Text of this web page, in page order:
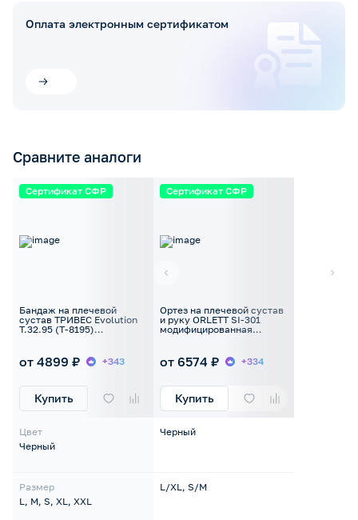
Оплата электронным сертификатом
Сравните аналоги
Сертификат СФР
Бандаж на плечевой
сустав ТРИВЕС Evolution
Т.32.95 (Т-8195)
от 4899 ₽ +343
Купить
Цвет
Черный
Размер
L, M, S, XL, XXL
Сертификат СФР
Ортез на плечевой сустав
и руку ORLETT SI-301
модифицированная
от 6574 ₽ +334
Купить
Черный
L/XL, S/M